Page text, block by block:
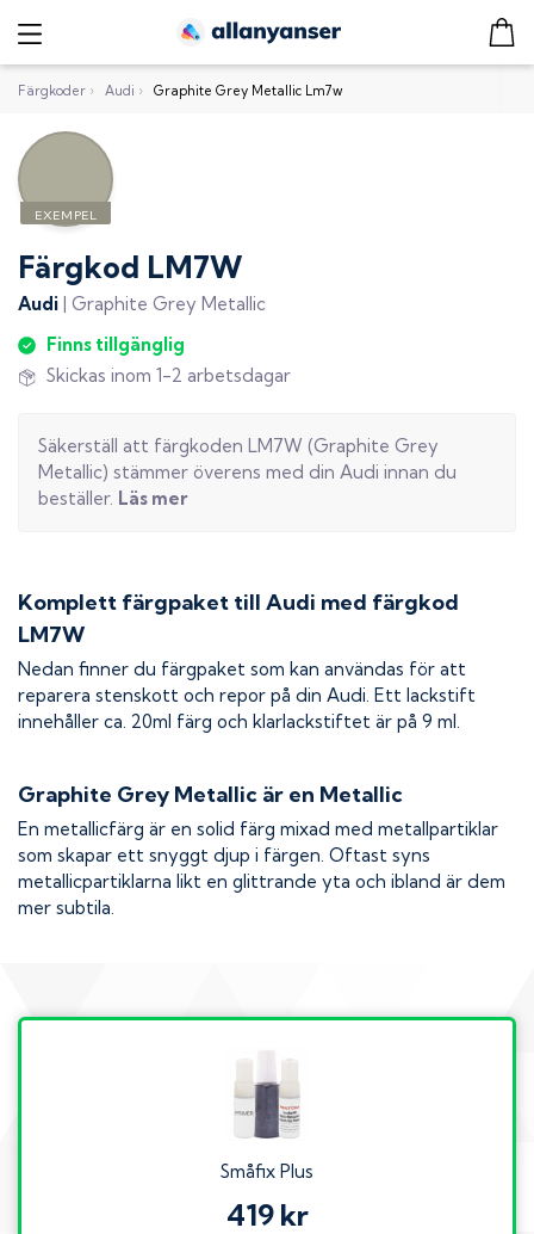
Färgkoder › Audi › Graphite Grey Metallic Lm7w
Färgkod LM7W
Audi | Graphite Grey Metallic
Finns tillgänglig
Skickas inom 1-2 arbetsdagar
Säkerställ att färgkoden LM7W (Graphite Grey
Metallic) stämmer överens med din Audi innan du
beställer. Läs mer
Komplett färgpaket till Audi med färgkod
LM7W
Nedan finner du färgpaket som kan användas för att
reparera stenskott och repor på din Audi. Ett lackstift
innehåller ca. 20ml färg och klarlackstiftet är på 9 ml.
Graphite Grey Metallic är en Metallic
En metallicfärg är en solid färg mixad med metallpartiklar
som skapar ett snyggt djup i färgen. Oftast syns
metallicpartiklarna likt en glittrande yta och ibland är dem
mer subtila.
Småfix Plus
419 kr